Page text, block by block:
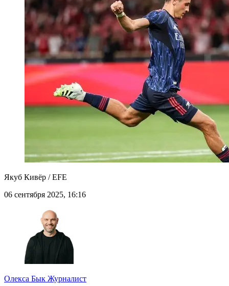
Якуб Кивёр / EFE
06 сентября 2025, 16:16
Олекса Бык Журналист